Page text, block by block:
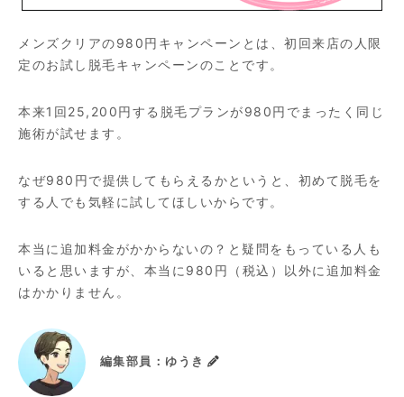
メンズクリアの980円キャンペーンとは、初回来店の人限
定のお試し脱毛キャンペーンのことです。
本来1回25,200円する脱毛プランが980円でまったく同じ
施術が試せます。
なぜ980円で提供してもらえるかというと、初めて脱毛を
する人でも気軽に試してほしいからです。
本当に追加料金がかからないの？と疑問をもっている人も
いると思いますが、本当に980円（税込）以外に追加料金
はかかりません。
編集部員：ゆうき